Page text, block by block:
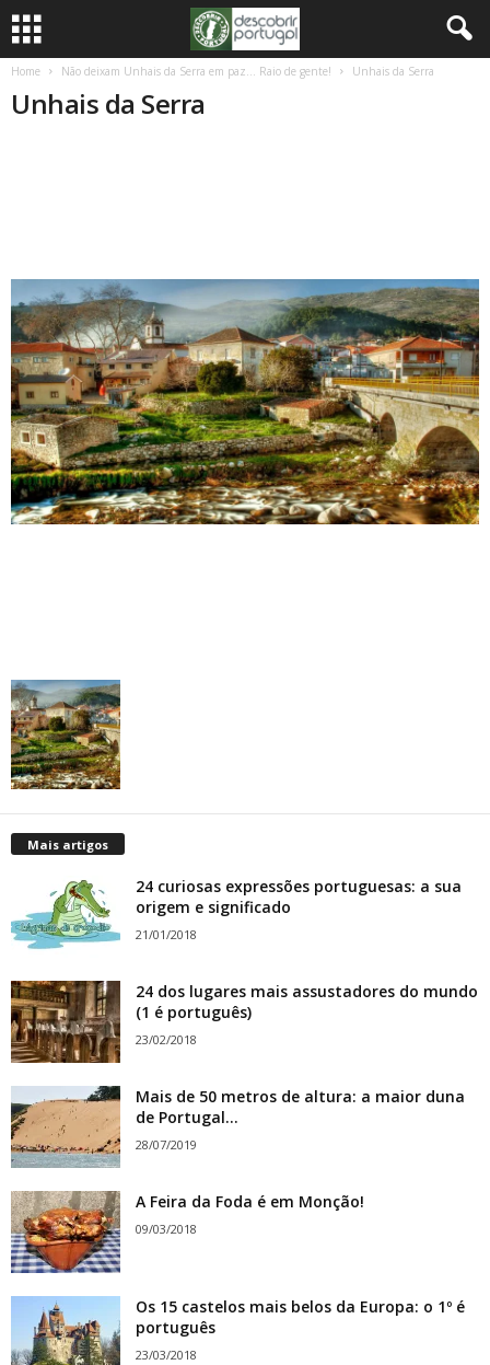
Home Não deixam Unhais da Serra em paz… Raio de gente! Unhais da Serra
Unhais da Serra
Mais artigos
24 curiosas expressões portuguesas: a sua
origem e significado
21/01/2018
24 dos lugares mais assustadores do mundo
(1 é português)
23/02/2018
Mais de 50 metros de altura: a maior duna
de Portugal...
28/07/2019
A Feira da Foda é em Monção!
09/03/2018
Os 15 castelos mais belos da Europa: o 1º é
português
23/03/2018